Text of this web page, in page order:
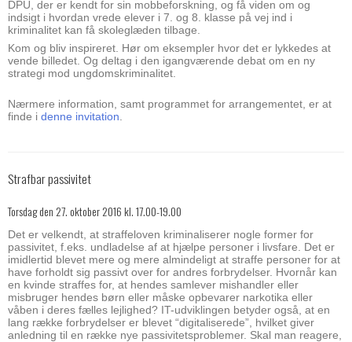
DPU, der er kendt for sin mobbeforskning, og få viden om og
indsigt i hvordan vrede elever i 7. og 8. klasse på vej ind i
kriminalitet kan få skoleglæden tilbage.
Kom og bliv inspireret. Hør om eksempler hvor det er lykkedes at
vende billedet. Og deltag i den igangværende debat om en ny
strategi mod ungdomskriminalitet.
Nærmere information, samt programmet for arrangementet, er at
finde i denne invitation
Strafbar passivitet
Torsdag den 27. oktober 2016 kl. 17.00-19.00
Det er velkendt, at straffeloven kriminaliserer nogle former for
passivitet, f.eks. undladelse af at hjælpe personer i livsfare. Det er
imidlertid blevet mere og mere almindeligt at straffe personer for at
have forholdt sig passivt over for andres forbrydelser. Hvornår kan
en kvinde straffes for, at hendes samlever mishandler eller
misbruger hendes børn eller måske opbevarer narkotika eller
våben i deres fælles lejlighed? IT-udviklingen betyder også, at en
lang række forbrydelser er blevet “digitaliserede”, hvilket giver
anledning til en række nye passivitetsproblemer. Skal man reagere,